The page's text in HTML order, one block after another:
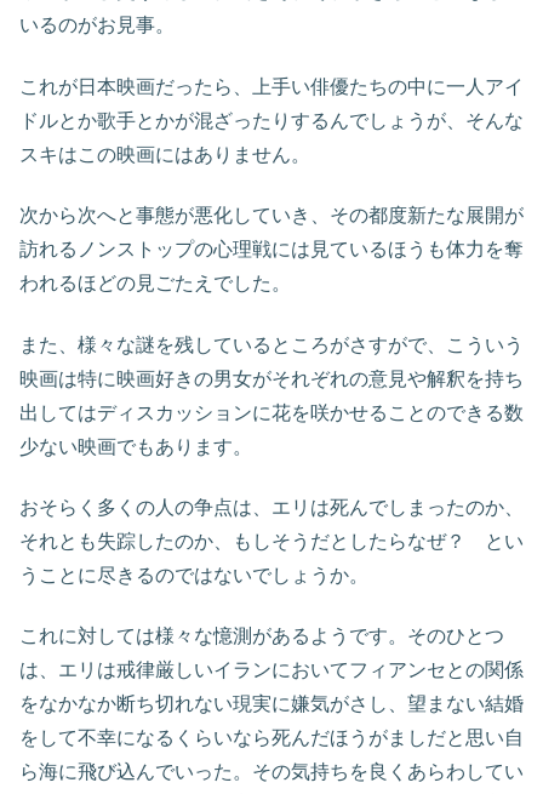
いるのがお見事。
これが日本映画だったら、上手い俳優たちの中に一人アイ
ドルとか歌手とかが混ざったりするんでしょうが、そんな
スキはこの映画にはありません。
次から次へと事態が悪化していき、その都度新たな展開が
訪れるノンストップの心理戦には見ているほうも体力を奪
われるほどの見ごたえでした。
また、様々な謎を残しているところがさすがで、こういう
映画は特に映画好きの男女がそれぞれの意見や解釈を持ち
出してはディスカッションに花を咲かせることのできる数
少ない映画でもあります。
おそらく多くの人の争点は、エリは死んでしまったのか、
それとも失踪したのか、もしそうだとしたらなぜ？ とい
うことに尽きるのではないでしょうか。
これに対しては様々な憶測があるようです。そのひとつ
は、エリは戒律厳しいイランにおいてフィアンセとの関係
をなかなか断ち切れない現実に嫌気がさし、望まない結婚
をして不幸になるくらいなら死んだほうがましだと思い自
ら海に飛び込んでいった。その気持ちを良くあらわしてい